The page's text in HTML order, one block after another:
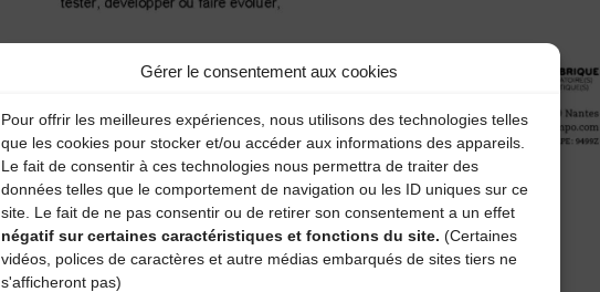
Gérer le consentement aux cookies
Pour offrir les meilleures expériences, nous utilisons des technologies telles
que les cookies pour stocker et/ou accéder aux informations des appareils.
Le fait de consentir à ces technologies nous permettra de traiter des
données telles que le comportement de navigation ou les ID uniques sur ce
site. Le fait de ne pas consentir ou de retirer son consentement a un effet
négatif sur certaines caractéristiques et fonctions du site. (Certaines
vidéos, polices de caractères et autre médias embarqués de sites tiers ne
s'afficheront pas)